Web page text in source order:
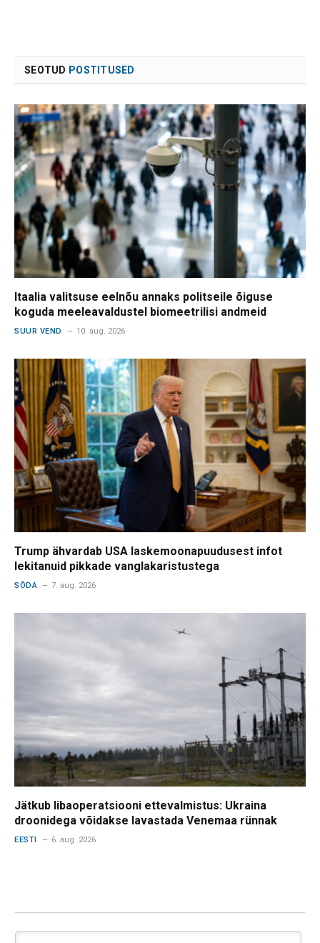
SEOTUD POSTITUSED
Itaalia valitsuse eelnõu annaks politseile õiguse
koguda meeleavaldustel biomeetrilisi andmeid
SUUR VEND 10. aug. 2026
Trump ähvardab USA laskemoonapuudusest infot
lekitanuid pikkade vanglakaristustega
SÕDA 7. aug. 2026
Jätkub libaoperatsiooni ettevalmistus: Ukraina
droonidega võidakse lavastada Venemaa rünnak
EESTI 6. aug. 2026